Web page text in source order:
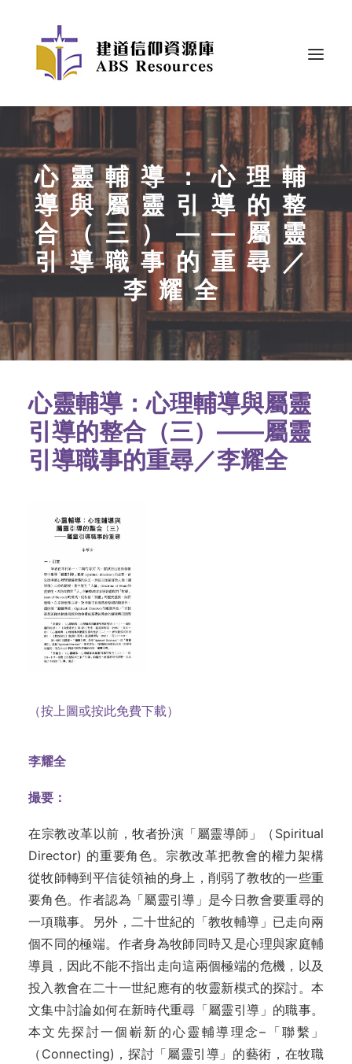
心靈輔導：心理輔
導與屬靈引導的整
合（三）——屬靈
引導職事的重尋／
李耀全
心靈輔導：心理輔導與屬靈
引導的整合（三）——屬靈
引導職事的重尋／李耀全
（按上圖或按此免費下載）
李耀全
撮要：
在宗教改革以前，牧者扮演「屬靈導師」（Spiritual
Director) 的重要角色。宗教改革把教會的權力架構
從牧師轉到平信徒領袖的身上，削弱了教牧的一些重
要角色。作者認為「屬靈引導」是今日教會要重尋的
一項職事。另外，二十世紀的「教牧輔導」已走向兩
個不同的極端。作者身為牧師同時又是心理與家庭輔
導員，因此不能不指出走向這兩個極端的危機，以及
投入教會在二十一世紀應有的牧靈新模式的探討。本
文集中討論如何在新時代重尋「屬靈引導」的職事。
本文先探討一個嶄新的心靈輔導理念–「聯繫」
（Connecting)，探討「屬靈引導」的藝術， 在牧職